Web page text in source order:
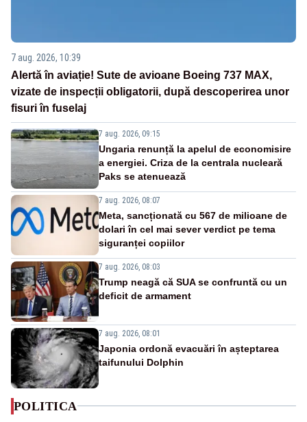
7 aug. 2026, 10:39
Alertă în aviație! Sute de avioane Boeing 737 MAX,
vizate de inspecții obligatorii, după descoperirea unor
fisuri în fuselaj
7 aug. 2026, 09:15
Ungaria renunță la apelul de economisire
a energiei. Criza de la centrala nucleară
Paks se atenuează
7 aug. 2026, 08:07
Meta, sancționată cu 567 de milioane de
dolari în cel mai sever verdict pe tema
siguranței copiilor
7 aug. 2026, 08:03
Trump neagă că SUA se confruntă cu un
deficit de armament
7 aug. 2026, 08:01
Japonia ordonă evacuări în așteptarea
taifunului Dolphin
POLITICA